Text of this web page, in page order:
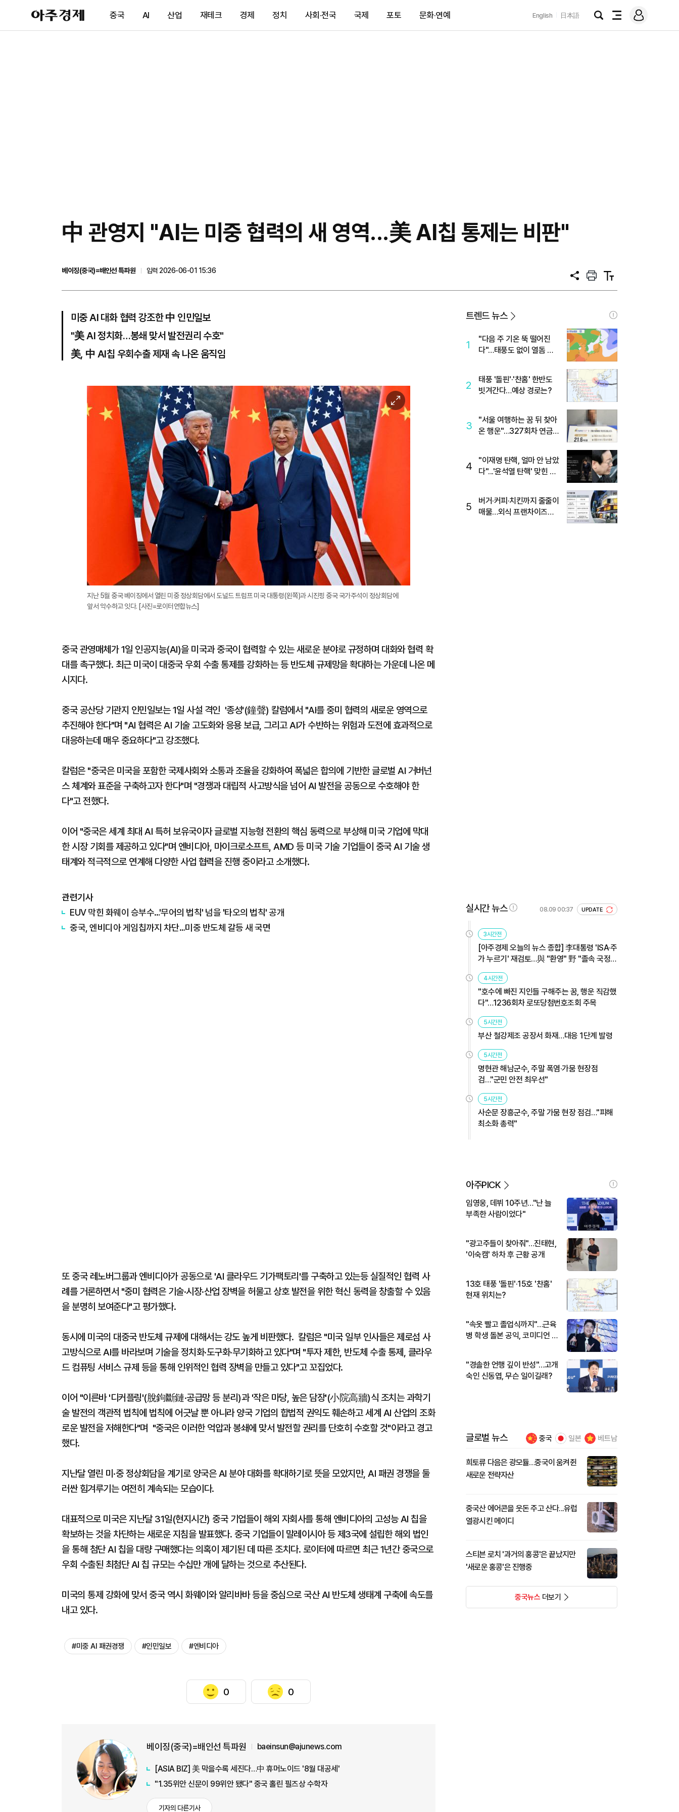
아
주
제
중국 AI 산업 재테크 경제 정치 사회·전국 국제 포토 문화·연예 English 日本語
검
전
메
그
中 관영지 "AI는 미중 협력의 새 영역...美 AI칩 통제는 비판"
베이징(중국)=배인선 특파원
입력 2026-06-01 15:36
공
프
트
텍
트
미중 AI 대화 협력 강조한 中 인민일보
"美 AI 정치화…봉쇄 맞서 발전권리 수호"
美, 中 AI칩 우회수출 제재 속 나온 움직임
이
미
지난 5월 중국 베이징에서 열린 미중 정상회담에서 도널드 트럼프 미국 대통령(왼쪽)과 시진핑 중국 국가주석이 정상회담에
앞서 악수하고 잇다. [사진=로이터연합뉴스]
중국 관영매체가 1일 인공지능(AI)을 미국과 중국이 협력할 수 있는 새로운 분야로 규정하며 대화와 협력 확
대를 촉구했다. 최근 미국이 대중국 우회 수출 통제를 강화하는 등 반도체 규제망을 확대하는 가운데 나온 메
시지다.
중국 공산당 기관지 인민일보는 1일 사설 격인 '종성'(鐘聲) 칼럼에서 "AI를 중미 협력의 새로운 영역으로
추진해야 한다"며 "AI 협력은 AI 기술 고도화와 응용 보급, 그리고 AI가 수반하는 위험과 도전에 효과적으로
대응하는데 매우 중요하다"고 강조했다.
칼럼은 "중국은 미국을 포함한 국제사회와 소통과 조율을 강화하여 폭넓은 합의에 기반한 글로벌 AI 거버넌
스 체계와 표준을 구축하고자 한다"며 "경쟁과 대립적 사고방식을 넘어 AI 발전을 공동으로 수호해야 한
다"고 전했다.
이어 "중국은 세계 최대 AI 특허 보유국이자 글로벌 지능형 전환의 핵심 동력으로 부상해 미국 기업에 막대
한 시장 기회를 제공하고 있다"며 엔비디아, 마이크로소프트, AMD 등 미국 기술 기업들이 중국 AI 기술 생
태계와 적극적으로 연계해 다양한 사업 협력을 진행 중이라고 소개했다.
관련기사
EUV 막힌 화웨이 승부수…'무어의 법칙' 넘을 '타오의 법칙' 공개
중국, 엔비디아 게임칩까지 차단…미중 반도체 갈등 새 국면
또 중국 레노버그룹과 엔비디아가 공동으로 'AI 클라우드 기가팩토리'를 구축하고 있는등 실질적인 협력 사
례를 거론하면서 "중미 협력은 기술·시장·산업 장벽을 허물고 상호 발전을 위한 혁신 동력을 창출할 수 있음
을 분명히 보여준다"고 평가했다.
동시에 미국의 대중국 반도체 규제에 대해서는 강도 높게 비판했다. 칼럼은 "미국 일부 인사들은 제로섬 사
고방식으로 AI를 바라보며 기술을 정치화·도구화·무기화하고 있다"며 "투자 제한, 반도체 수출 통제, 클라우
드 컴퓨팅 서비스 규제 등을 통해 인위적인 협력 장벽을 만들고 있다"고 꼬집었다.
이어 "이른바 '디커플링'(脫鉤斷鏈·공급망 등 분리)과 '작은 마당, 높은 담장'(小院高牆)식 조치는 과학기
술 발전의 객관적 법칙에 법칙에 어긋날 뿐 아니라 양국 기업의 합법적 권익도 훼손하고 세계 AI 산업의 조화
로운 발전을 저해한다"며 "중국은 이러한 억압과 봉쇄에 맞서 발전할 권리를 단호히 수호할 것"이라고 경고
했다.
지난달 열린 미·중 정상회담을 계기로 양국은 AI 분야 대화를 확대하기로 뜻을 모았지만, AI 패권 경쟁을 둘
러싼 힘겨루기는 여전히 계속되는 모습이다.
대표적으로 미국은 지난달 31일(현지시간) 중국 기업들이 해외 자회사를 통해 엔비디아의 고성능 AI 칩을
확보하는 것을 차단하는 새로운 지침을 발표했다. 중국 기업들이 말레이시아 등 제3국에 설립한 해외 법인
을 통해 첨단 AI 칩을 대량 구매했다는 의혹이 제기된 데 따른 조치다. 로이터에 따르면 최근 1년간 중국으로
우회 수출된 최첨단 AI 칩 규모는 수십만 개에 달하는 것으로 추산된다.
미국의 통제 강화에 맞서 중국 역시 화웨이와 알리바바 등을 중심으로 국산 AI 반도체 생태계 구축에 속도를
내고 있다.
#미중 AI 패권경쟁 #인민일보 #엔비디아
0 0
베이징(중국)=배인선 특파원 baeinsun@ajunews.com
[ASIA BIZ] 美 막을수록 세진다…中 휴머노이드 '8월 대공세'
"1.35위안 신문이 99위안 됐다" 중국 홀린 필즈상 수학자
기자의 다른기사
트렌드 뉴스
1
"다음 주 기온 뚝 떨어진
다"…태풍도 없이 열돔 박
2
태풍 '돌핀'·'찬홈' 한반도
빗겨간다…예상 경로는?
3
"서울 여행하는 꿈 뒤 찾아
온 행운"…327회차 연금
4
"이재명 탄핵, 얼마 안 남았
다"...'윤석열 탄핵' 맞힌 무
5
버거·커피·치킨까지 줄줄이
매물…외식 프랜차이즈
실시간 뉴스 08.09 00:37 UPDATE
3시간전
[아주경제 오늘의 뉴스 종합] 李대통령 'ISA·주
가 누르기' 재검토…與 "환영" 野 "졸속 국정"
外
4시간전
"호수에 빠진 지인들 구해주는 꿈, 행운 직감했
다"…1236회차 로또당첨번호조회 주목
5시간전
부산 철강제조 공장서 화재…대응 1단계 발령
5시간전
명현관 해남군수, 주말 폭염·가뭄 현장점
검…"군민 안전 최우선"
5시간전
사순문 장흥군수, 주말 가뭄 현장 점검…"피해
최소화 총력"
아주PICK
임영웅, 데뷔 10주년…"난 늘
부족한 사람이었다"
"광고주들이 찾아줘"…진태현,
'이숙캠' 하차 후 근황 공개
13호 태풍 '돌핀'·15호 '찬홈'
현재 위치는?
"속옷 빨고 졸업식까지"…근육
병 학생 돌본 공익, 코미디언 김
"경솔한 언행 깊이 반성"…고개
숙인 신동엽, 무슨 일이길래?
글로벌 뉴스 중국 일본 베트남
희토류 다음은 광모듈…중국이 움켜쥔
새로운 전략자산
중국산 에어콘을 웃돈 주고 산다...유럽
열광시킨 메이디
스티븐 로치 '과거의 홍콩'은 끝났지만
'새로운 홍콩'은 진행중
중국뉴스더보기